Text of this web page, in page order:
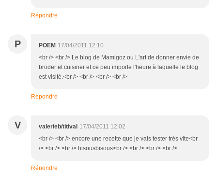
Répondre
P POEM 17/04/2011 12:10
<br /> <br /> Le blog de Mamigoz ou L'art de donner envie de
broder et cuisiner et ce peu importe l'heure à laquelle le blog
est visité.<br /> <br /> <br /> <br />
Répondre
V valerieb/titival 17/04/2011 12:02
<br /> <br /> encore une recette que je vais tester très vite<br
/> <br /> <br /> bisousbisous<br /> <br /> <br /> <br />
Répondre